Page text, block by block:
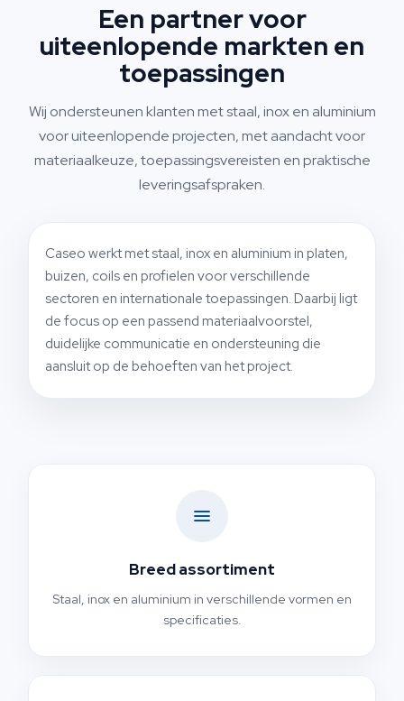
Een partner voor
uiteenlopende markten en
toepassingen
Wij ondersteunen klanten met staal, inox en aluminium
voor uiteenlopende projecten, met aandacht voor
materiaalkeuze, toepassingsvereisten en praktische
leveringsafspraken.
Caseo werkt met staal, inox en aluminium in platen,
buizen, coils en profielen voor verschillende
sectoren en internationale toepassingen. Daarbij ligt
de focus op een passend materiaalvoorstel,
duidelijke communicatie en ondersteuning die
aansluit op de behoeften van het project.
Breed assortiment
Staal, inox en aluminium in verschillende vormen en
specificaties.